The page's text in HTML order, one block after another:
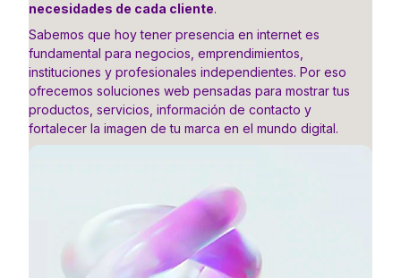
necesidades de cada cliente.
Sabemos que hoy tener presencia en internet es
fundamental para negocios, emprendimientos,
instituciones y profesionales independientes. Por eso
ofrecemos soluciones web pensadas para mostrar tus
productos, servicios, información de contacto y
fortalecer la imagen de tu marca en el mundo digital.